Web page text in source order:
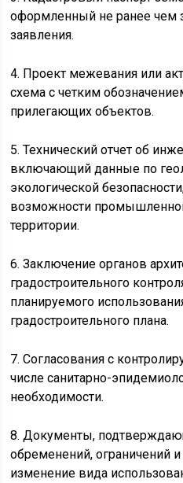
оформленный не ранее чем
заявления.
4. Проект межевания или
схема с четким
прилегающих объектов.
5. Технический отчет об
включающий данные по
экологической
возможности
территории.
6. Заключение органов
градостроительного
планируемого
градостроительного плана.
7. Согласования с
числе санитарно-
необходимости.
8. Документы,
обременений, ограничений
изменение вида